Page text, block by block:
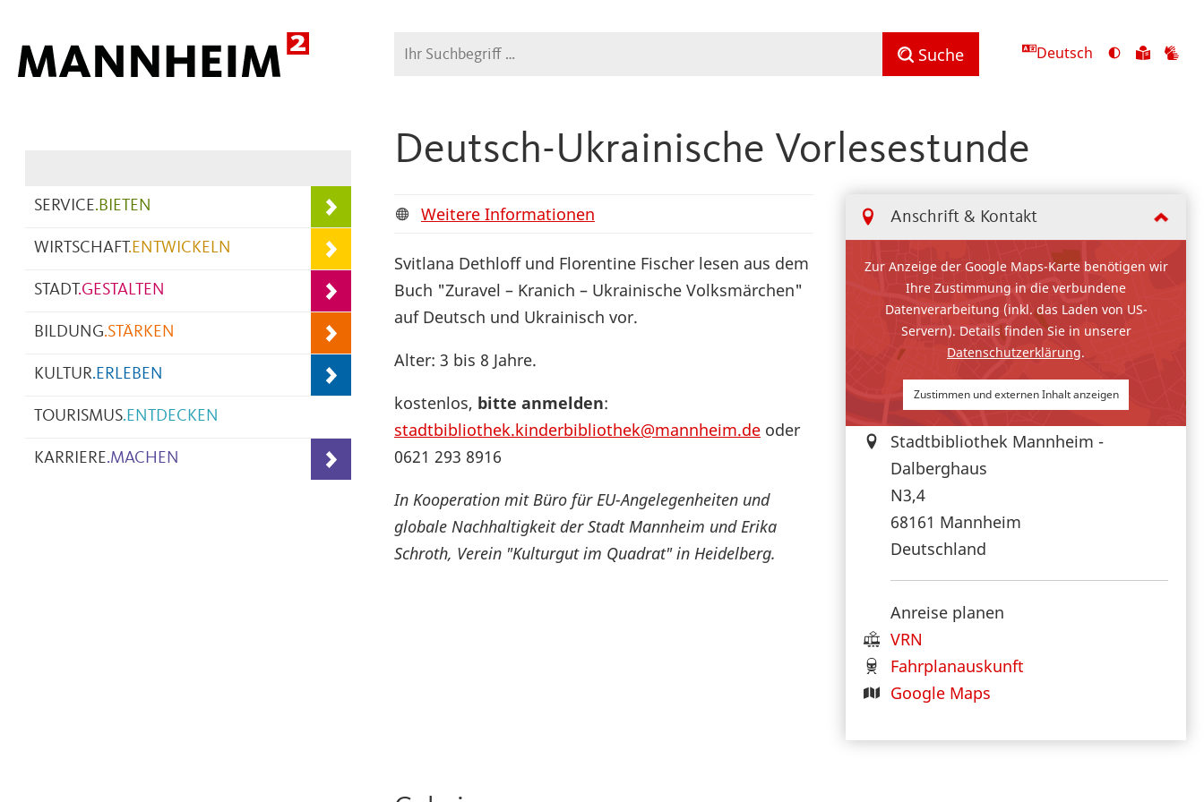
Suche Suche Deutsch
Ansicht
Zu
SERVICE.BIETEN
WIRTSCHAFT.ENTWICKELN
STADT.GESTALTEN
BILDUNG.STÄRKEN
KULTUR.ERLEBEN
TOURISMUS.ENTDECKEN
KARRIERE.MACHEN
Deutsch-Ukrainische Vorlesestunde
Anschrift & Kontakt
Zur Anzeige der Google Maps-Karte benötigen wir
Ihre Zustimmung in die verbundene
Datenverarbeitung (inkl. das Laden von US-
Servern). Details finden Sie in unserer
Datenschutzerklärung.
Zustimmen und externen Inhalt anzeigen
Stadtbibliothek Mannheim -
Dalberghaus
N3,4
68161 Mannheim
Deutschland
Anreise planen
VRN
Fahrplanauskunft
Google Maps
Weitere Informationen
Svitlana Dethloff und Florentine Fischer lesen aus dem
Buch "Zuravel – Kranich – Ukrainische Volksmärchen"
auf Deutsch und Ukrainisch vor.
Alter: 3 bis 8 Jahre.
kostenlos, bitte anmelden:
stadtbibliothek.kinderbibliothek@mannheim.de oder
0621 293 8916
In Kooperation mit Büro für EU-Angelegenheiten und
globale Nachhaltigkeit der Stadt Mannheim und Erika
Schroth, Verein "Kulturgut im Quadrat" in Heidelberg.